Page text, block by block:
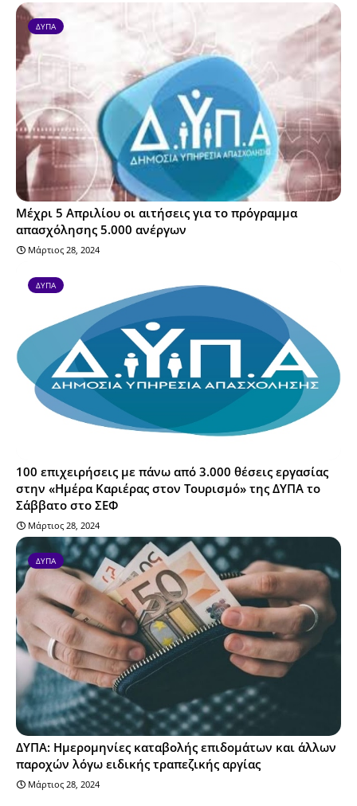
ΔΥΠΑ
Μέχρι 5 Απριλίου οι αιτήσεις για το πρόγραμμα
απασχόλησης 5.000 ανέργων
Μάρτιος 28, 2024
ΔΥΠΑ
100 επιχειρήσεις με πάνω από 3.000 θέσεις εργασίας
στην «Ημέρα Καριέρας στον Τουρισμό» της ΔΥΠΑ το
Σάββατο στο ΣΕΦ
Μάρτιος 28, 2024
ΔΥΠΑ
ΔΥΠΑ: Ημερομηνίες καταβολής επιδομάτων και άλλων
παροχών λόγω ειδικής τραπεζικής αργίας
Μάρτιος 28, 2024